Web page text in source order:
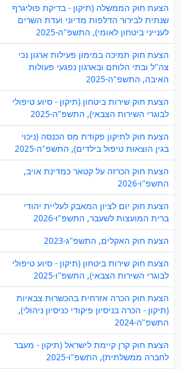
הצעת חוק הממשלה (תיקון - בדיקת פוליגרף
שנתית לבירור הדלפות מדיוני ועדת השרים
לענייני ביטחון לאומי), התשפ"ה-2025
הצעת חוק תמיכה במימון פעילות ארגון נכי
צה"ל ובתי הלוחם ובארגון נפגעי פעולות
האיבה, התשפ"ה-2025
הצעת חוק שירות ביטחון (תיקון - סיוע טיפולי
לבוגרי השירות הצבאי), התשפ"ה-2025
הצעת חוק לתיקון פקודת מס הכנסה (ניכוי
בגין הוצאות טיפול בילדים), התשפ"ה-2025
הצעת חוק הכרזה על קטאר כמדינת אויב,
התשפ"ו-2026
הצעת חוק יום לציון המאבק לעליית יהודי
ברית המועצות לשעבר, התשפ"ו-2026
הצעת חוק האקלים, התשפ"ג-2023
הצעת חוק שירות ביטחון (תיקון - סיוע טיפולי
לבוגרי השירות הצבאי), התשפ"ו-2025
הצעת חוק הכרה אזרחית בהכשרות צבאיות
(תיקון - הכרה בניסיון פיקודי כניסיון ניהולי),
התשפ"ה-2024
הצעת חוק קרן קיימת לישראל (תיקון - מעבר
לחברה ממשלתית), התשפ"ו-2025